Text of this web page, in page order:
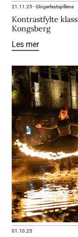
21.11.25-Glogerfestspillene
Kontrastfylte
Kongsberg
Les mer
01.10.25